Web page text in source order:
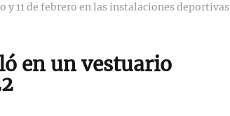
y 11 de febrero en las instalaciones deportivas
en un vestuario